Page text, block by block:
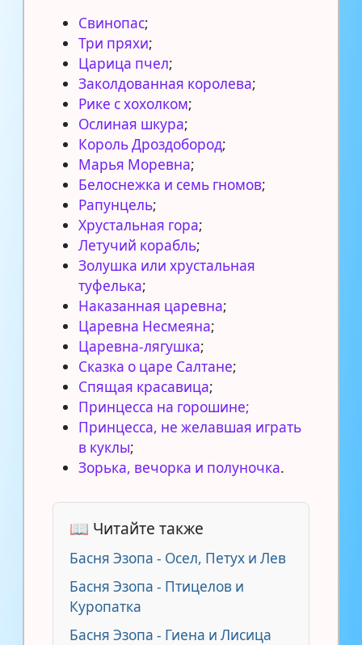
Свинопас;
Три пряхи;
Царица пчел;
Заколдованная королева;
Рике с хохолком;
Ослиная шкура;
Король Дроздобород;
Марья Моревна;
Белоснежка и семь гномов;
Рапунцель;
Хрустальная гора;
Летучий корабль;
Золушка или хрустальная
туфелька;
Наказанная царевна;
Царевна Несмеяна;
Царевна-лягушка;
Сказка о царе Салтане;
Спящая красавица;
Принцесса на горошине;
Принцесса, не желавшая играть
в куклы;
Зорька, вечорка и полуночка.
📖 Читайте также
Басня Эзопа - Осел, Петух и Лев
Басня Эзопа - Птицелов и
Куропатка
Басня Эзопа - Гиена и Лисица